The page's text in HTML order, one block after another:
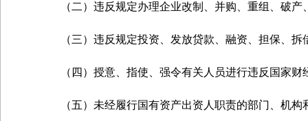
（二）违反规定办理企业改制、并购、重组、破产
（三）违反规定投资、发放贷款、融资、担保、拆
（四）授意、指使、强令有关人员进行违反国家财
（五）未经履行国有资产出资人职责的部门、机构